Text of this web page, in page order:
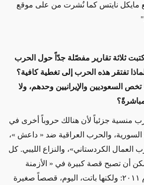
مايكل نايتس كما نُشرت من على موقع
ثلاثة تقارير مفصّلة جدّاً حول الحرب
تفتقر هذه الحرب إلى تغطية كافية؟
السعوديين والإيرانيين وحدهم، ولا
منسية جزئياً لأن هنالك حروباً أخرى في
السورية، والحرب العراقية ضد « داعش »،
العمال الكردستاني»، والنزاع الليبي. كل
أن تصبح قصة كبيرة في « الأزمنة
السابقة »، أي قبل العام ٢٠١١: ولكنها باتت، اليوم، قصصاً صغيرة